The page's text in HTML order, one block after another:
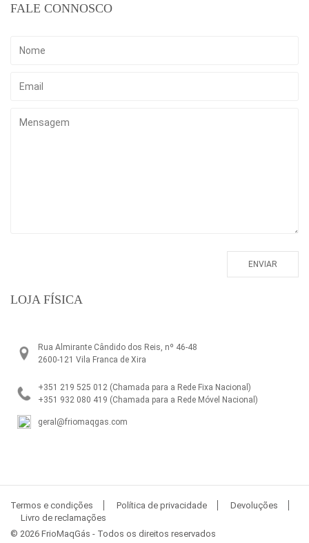
FALE CONNOSCO
LOJA FÍSICA
Rua Almirante Cândido dos Reis, nº 46-48
2600-121 Vila Franca de Xira
+351 219 525 012 (Chamada para a Rede Fixa Nacional)
+351 932 080 419 (Chamada para a Rede Móvel Nacional)
geral@friomaqgas.com
Termos e condições Política de privacidade
Devoluções
Livro de reclamações
© 2026 FrioMaqGás - Todos os direitos reservados